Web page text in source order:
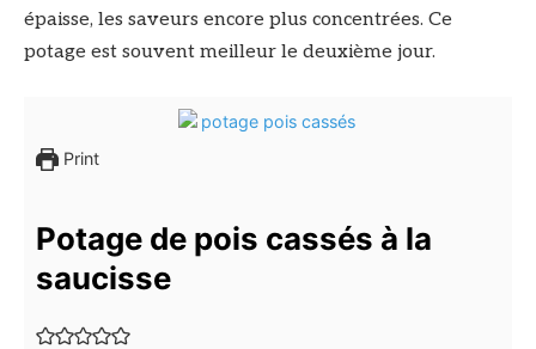
épaisse, les saveurs encore plus concentrées. Ce
potage est souvent meilleur le deuxième jour.
Print
Potage de pois cassés à la
saucisse